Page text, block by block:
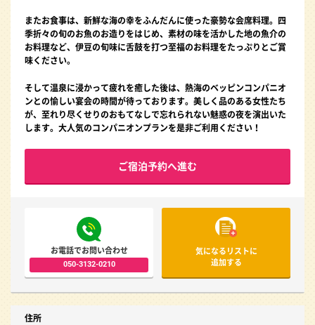
またお食事は、新鮮な海の幸をふんだんに使った豪勢な会席料理。四
季折々の旬のお魚のお造りをはじめ、素材の味を活かした地の魚介の
お料理など、伊豆の旬味に舌鼓を打つ至福のお料理をたっぷりとご賞
味ください。
そして温泉に浸かって疲れを癒した後は、熱海のベッピンコンパニオ
ンとの愉しい宴会の時間が待っております。美しく品のある女性たち
が、至れり尽くせりのおもてなしで忘れられない魅惑の夜を演出いた
します。大人気のコンパニオンプランを是非ご利用ください！
ご宿泊予約へ進む
お電話でお問い合わせ
050-3132-0210
気になるリストに
追加する
住所